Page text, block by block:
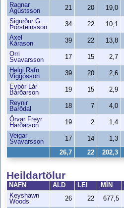
Heildartölur
NAFN ALD LEI MÍN
Keyshawn
Woods
26 22 677,5
Ragnar
Ágústsson
21 20 19,0
Sigurður G.
Þorsteinsson
34 22 10,1
Axel
Kárason
39 22 13,8
Orri
Svavarsson
17 15 2,7
Helgi Rafn
Viggósson
39 20 2,6
Eyþór Lár
Bárðarson
19 15 2,9
Reynir
Barðdal
18 7 4,0
Örvar Freyr
Harðarson
19 2 1,4
Veigar
Svavarsson
17 14 1,3
26,7 22 202,3